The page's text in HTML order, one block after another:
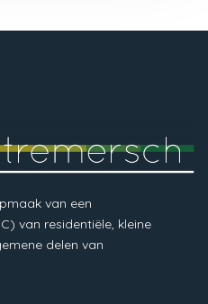
van een
van residentiële, kleine
delen van